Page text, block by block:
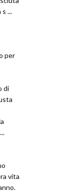
s ...
per
di
vita